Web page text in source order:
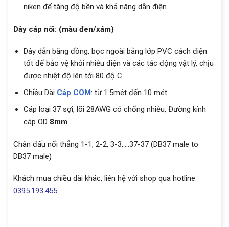
niken để tăng độ bền và khả năng dẫn điện.
Dây cáp nối: (màu đen/xám)
Dây dẫn bằng đồng, bọc ngoài bằng lớp PVC cách điện
tốt để bảo vệ khỏi nhiễu điện và các tác động vật lý, chịu
được nhiệt độ lên tới 80 độ C
Chiều Dài Cáp COM: từ 1.5mét đến 10 mét.
Cáp loại 37 sợi, lõi 28AWG có chống nhiễu, Đường kính
cáp OD 8mm
Chân đấu nối thẳng 1-1, 2-2, 3-3,….37-37 (DB37 male to
DB37 male)
Khách mua chiều dài khác, liên hệ với shop qua hotline
0395.193.455